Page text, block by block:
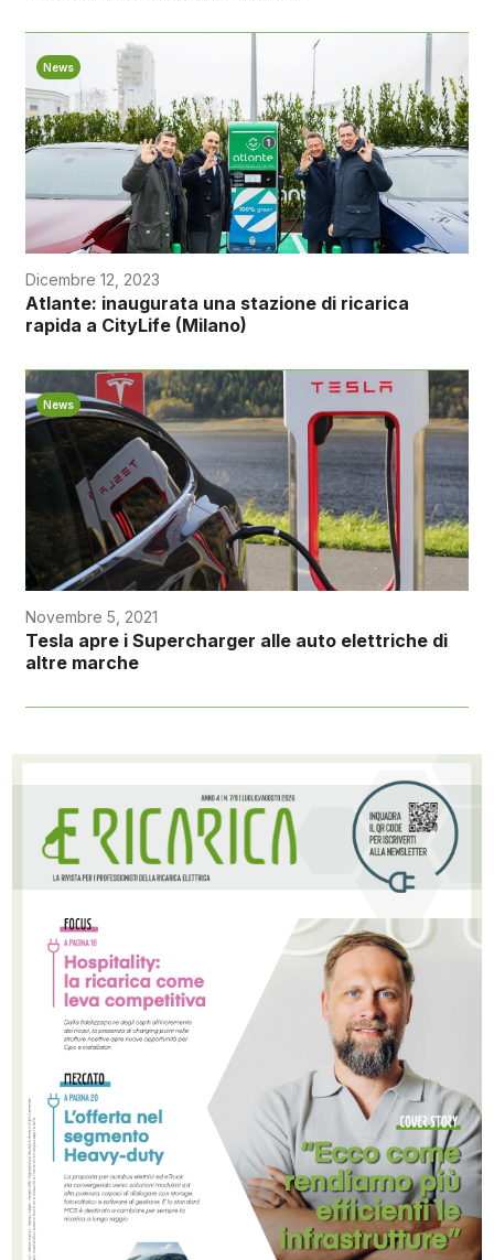
News
Dicembre 12, 2023
Atlante: inaugurata una stazione di ricarica
rapida a CityLife (Milano)
News
Novembre 5, 2021
Tesla apre i Supercharger alle auto elettriche di
altre marche